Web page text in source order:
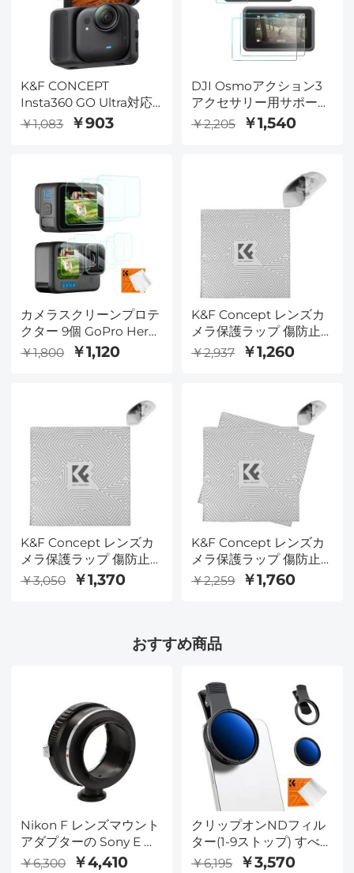
K&F CONCEPT
Insta360 GO Ultra対応
スクリーンプロテクター
止、気泡防止、Go Ultra
アクションカメラアクセ
サリー
￥1,083 ￥903
DJI Osmoアクション3
アクセサリー用サポート
オスモアクション3スク
スクリーンカバープロテ
クター+DJI Osmo 3デュ
アルスクリーン用レンズ
プロテクター[6pcs]
￥2,205 ￥1,540
カメラスクリーンプロテ
クター 9個 GoPro Hero
9/10/11/12対応 超クリア
強化ガラススクリーンプ
ロテクター*3 + フロント
LCDディスプレイフィル
ム*3
￥1,800 ￥1,120
K&F Concept レンズカ
メラ保護ラップ 傷防止
レンズプロテクター マ
ジック粘着布カメララッ
35x35cm
￥2,937 ￥1,260
K&F Concept レンズカ
メラ保護ラップ 傷防止
レンズプロテクター マ
ジック粘着布カメララッ
￥3,050 ￥1,370
K&F Concept レンズカ
メラ保護ラップ 傷防止
レンズプロテクター マ
ジック粘着布カメララッ
35x35cm+45x45cm
￥2,259 ￥1,760
おすすめ商品
Nikon F レンズマウント
アダプターの Sony E カ
メラ 三脚座付
￥6,300 ￥4,410
クリップオンNDフィル
ター(1-9ストップ) すべて
の電話と52mmカメラレ
￥6,195 ￥3,570